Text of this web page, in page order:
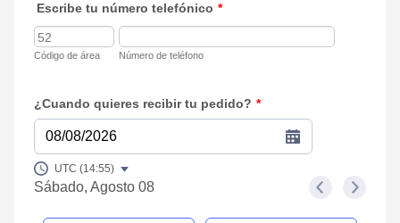
Escribe tu número telefónico *
Código de área Número de teléfono
¿Cuando quieres recibir tu pedido? *
08/08/2026
Sábado, Agosto 08 < >
UTC (14:55)